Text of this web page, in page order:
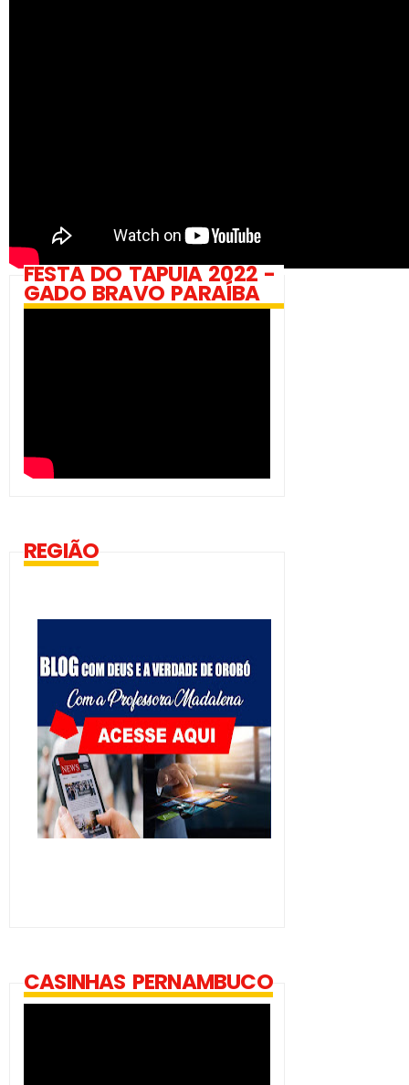
FESTA DO TAPUIA 2022 -
GADO BRAVO PARAÍBA
REGIÃO
CASINHAS PERNAMBUCO